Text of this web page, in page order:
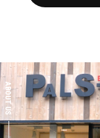
ABOUT US